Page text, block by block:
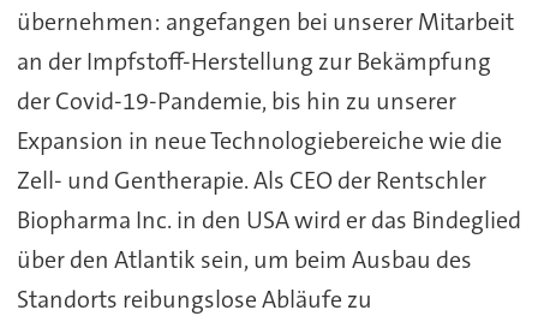
übernehmen: angefangen bei unserer Mitarbeit
an der Impfstoff-Herstellung zur Bekämpfung
der Covid-19-Pandemie, bis hin zu unserer
Expansion in neue Technologiebereiche wie die
Zell- und Gentherapie. Als CEO der Rentschler
Biopharma Inc. in den USA wird er das Bindeglied
über den Atlantik sein, um beim Ausbau des
Standorts reibungslose Abläufe zu